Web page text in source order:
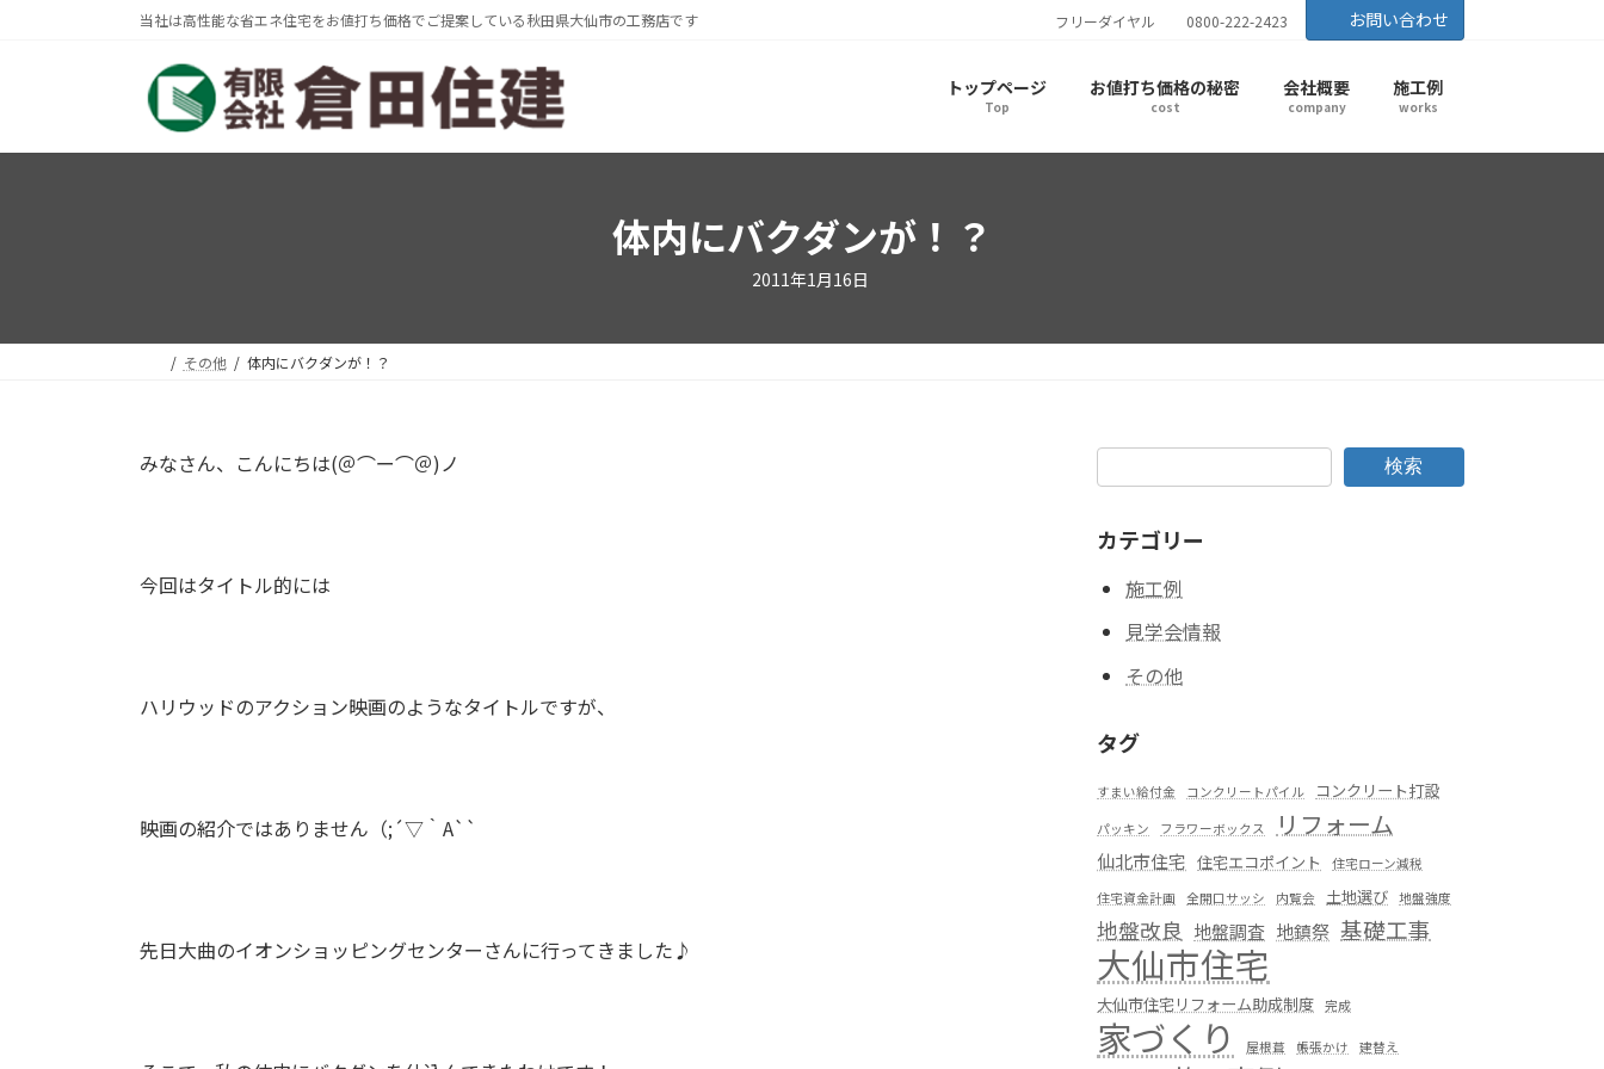
へ
ョ
当社は高性能な省エネ住宅をお値打ち価格でご提案している秋田県大仙市の工務店です フリーダイヤル 0800-222-2423 お問い合わせ
トップページ
Top
お値打ち価格の秘密
cost
会社概要
company
施工例
works
体内にバクダンが！？
2011年1月16日
その他 体内にバクダンが！？
みなさん、こんにちは(＠⌒ー⌒＠)ノ
今回はタイトル的には
ハリウッドのアクション映画のようなタイトルですが、
映画の紹介ではありません（;´▽｀A``
先日大曲のイオンショッピングセンターさんに行ってきました♪
検索
カテゴリー
施工例
見学会情報
その他
タグ
すまい給付金 コンクリートパイル コンクリート打設
パッキン フラワーボックス リフォーム
仙北市住宅 住宅エコポイント
住宅ローン減税
住宅資金計画
全開口サッシ 内覧会 土地選び 地盤強度
地盤改良 地盤調査 地鎮祭 基礎工事
大仙市住宅
大仙市住宅リフォーム助成制度 完成
家づくり 屋根葺 帳張かけ 建替え